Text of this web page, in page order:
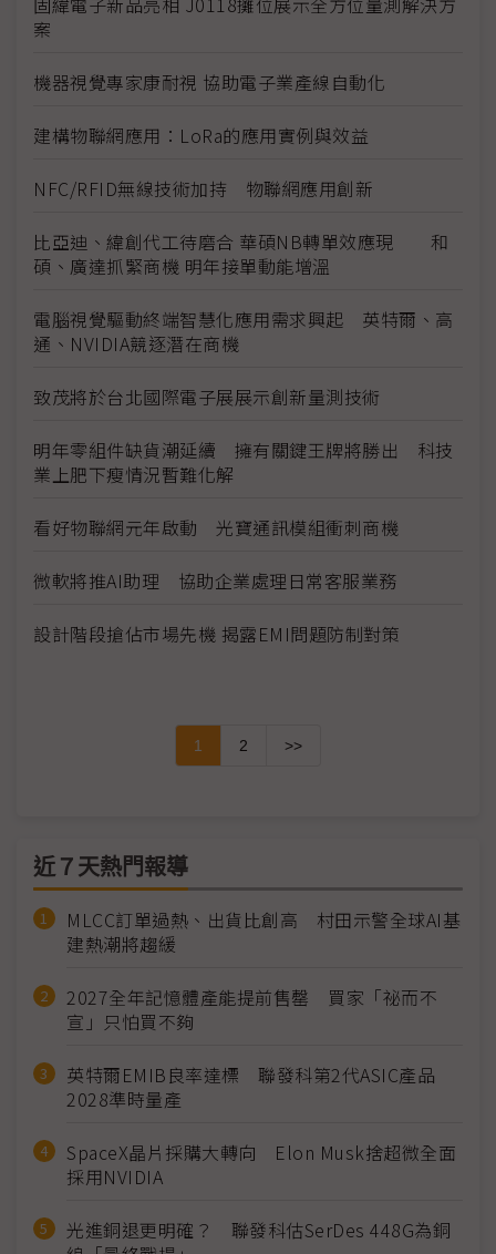
案
機器視覺專家康耐視 協助電子業產線自動化
建構物聯網應用：LoRa的應用實例與效益
NFC/RFID無線技術加持 物聯網應用創新
比亞迪、緯創代工待磨合 華碩NB轉單效應現 和
碩、廣達抓緊商機 明年接單動能增溫
電腦視覺驅動終端智慧化應用需求興起 英特爾、高
通、NVIDIA競逐潛在商機
致茂將於台北國際電子展展示創新量測技術
明年零組件缺貨潮延續 擁有關鍵王牌將勝出 科技
業上肥下瘦情況暫難化解
看好物聯網元年啟動 光寶通訊模組衝刺商機
微軟將推AI助理 協助企業處理日常客服業務
設計階段搶佔市場先機 揭露EMI問題防制對策
1 2 >>
近７天熱門報導
MLCC訂單過熱、出貨比創高 村田示警全球AI基
建熱潮將趨緩
2027全年記憶體產能提前售罄 買家「祕而不
宣」只怕買不夠
英特爾EMIB良率達標 聯發科第2代ASIC產品
2028準時量產
SpaceX晶片採購大轉向 Elon Musk捨超微全面
採用NVIDIA
光進銅退更明確？ 聯發科估SerDes 448G為銅